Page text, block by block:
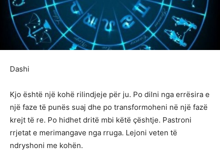
Dashi
Kjo është një kohë rilindjeje për ju. Po dilni nga errësira e
një faze të punës suaj dhe po transformoheni në një fazë
krejt të re. Po hidhet dritë mbi këtë çështje. Pastroni
rrjetat e merimangave nga rruga. Lejoni veten të
ndryshoni me kohën.